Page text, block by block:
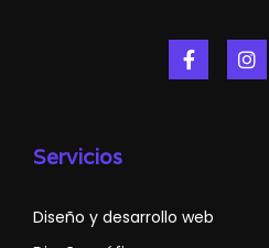
Servicios
Diseño y desarrollo web